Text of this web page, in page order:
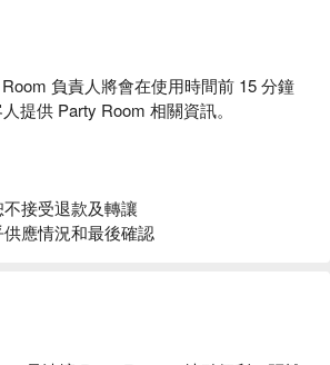
負責人將會在使用時間前 15 分鐘
提供 Party Room 相關資訊。
不接受退款及轉讓
供應情況和最後確認